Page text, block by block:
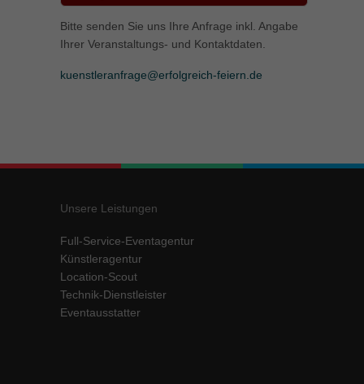
Bitte senden Sie uns Ihre Anfrage inkl. Angabe
Ihrer Veranstaltungs- und Kontaktdaten.
kuenstleranfrage@erfolgreich-feiern.de
Unsere Leistungen
Full-Service-Eventagentur
Künstleragentur
Location-Scout
Technik-Dienstleister
Eventausstatter